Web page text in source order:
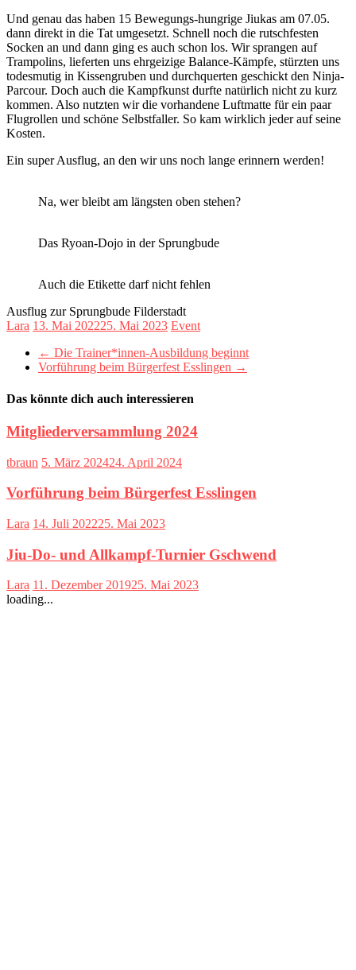
Und genau das haben 15 Bewegungs-hungrige Jiukas am 07.05.
dann direkt in die Tat umgesetzt. Schnell noch die rutschfesten
Socken an und dann ging es auch schon los. Wir sprangen auf
Trampolins, lieferten uns ehrgeizige Balance-Kämpfe, stürzten uns
todesmutig in Kissengruben und durchquerten geschickt den Ninja-
Parcour. Doch auch die Kampfkunst durfte natürlich nicht zu kurz
kommen. Also nutzten wir die vorhandene Luftmatte für ein paar
Flugrollen und schöne Selbstfaller. So kam wirklich jeder auf seine
Kosten.
Ein super Ausflug, an den wir uns noch lange erinnern werden!
Na, wer bleibt am längsten oben stehen?
Das Ryoan-Dojo in der Sprungbude
Auch die Etikette darf nicht fehlen
Ausflug zur Sprungbude Filderstadt
Lara 13. Mai 202225. Mai 2023 Event
← Die Trainer*innen-Ausbildung beginnt
Vorführung beim Bürgerfest Esslingen →
Das könnte dich auch interessieren
Mitgliederversammlung 2024
tbraun 5. März 202424. April 2024
Vorführung beim Bürgerfest Esslingen
Lara 14. Juli 202225. Mai 2023
Jiu-Do- und Allkampf-Turnier Gschwend
Lara 11. Dezember 201925. Mai 2023
loading...